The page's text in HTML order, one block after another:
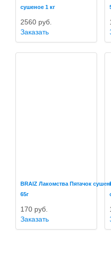
сушеное 1 кг
2560 руб.
Заказать
BRAIZ Лакомства Пятачок
65г
170 руб.
Заказать